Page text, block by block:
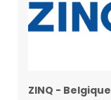
ZINQ - Belgique